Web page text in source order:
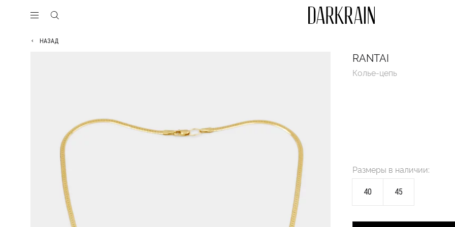
НАЗАД
RANTAI
Колье-цепь
Размеры в наличии:
40 45